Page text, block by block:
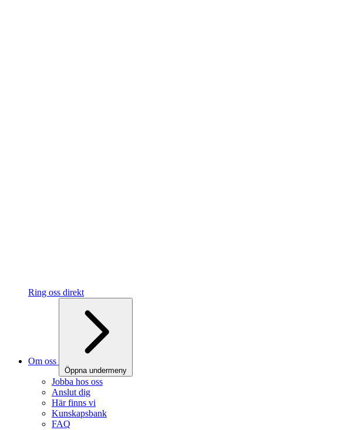
Ring oss direkt
Om oss
Öppna undermeny
Jobba hos oss
Anslut dig
Här finns vi
Kunskapsbank
FAQ